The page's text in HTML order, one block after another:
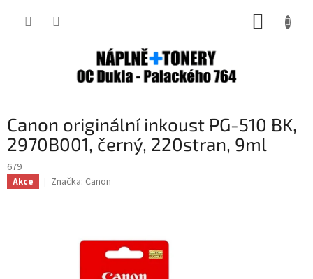
Canon originální inkoust PG-510 BK,
2970B001, černý, 220stran, 9ml
679
Akce Značka: Canon